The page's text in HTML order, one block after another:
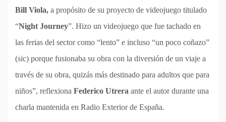
Bill Viola, a propósito de su proyecto de videojuego titulado
“Night Journey”. Hizo un videojuego que fue tachado en
las ferias del sector como “lento” e incluso “un poco coñazo”
(sic) porque fusionaba su obra con la diversión de un viaje a
través de su obra, quizás más destinado para adultos que para
niños”, reflexiona Federico Utrera ante el autor durante una
charla mantenida en Radio Exterior de España.